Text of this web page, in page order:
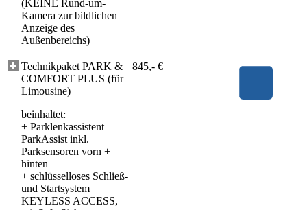
(KEINE Rund-um-
Kamera zur bildlichen
Anzeige des
Außenbereichs)
Technikpaket PARK &
COMFORT PLUS (für
Limousine)
beinhaltet:
+ Parklenkassistent
ParkAssist inkl.
Parksensoren vorn +
hinten
+ schlüsselloses Schließ-
und Startsystem
KEYLESS ACCESS,
845,- €